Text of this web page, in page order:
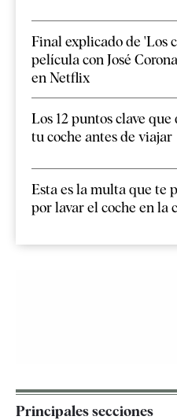
Final explicado de 'Los
película con José
en Netflix
Los 12 puntos clave que
tu coche antes de viajar
Esta es la multa que te
por lavar el coche en la
Principales secciones